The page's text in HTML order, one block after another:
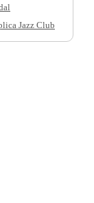
Jazz Club